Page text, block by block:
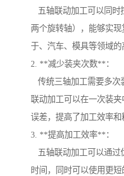
五轴联动加工可以同时
两个旋转轴），能够实
于、汽车、模具等领域的
2. **减少装夹次数**：
传统三轴加工需要多次
联动加工可以在一次装
误差，提高了加工效率和
3. **提高加工效率**：
五轴联动加工可以通过
时间，同时可以使用更